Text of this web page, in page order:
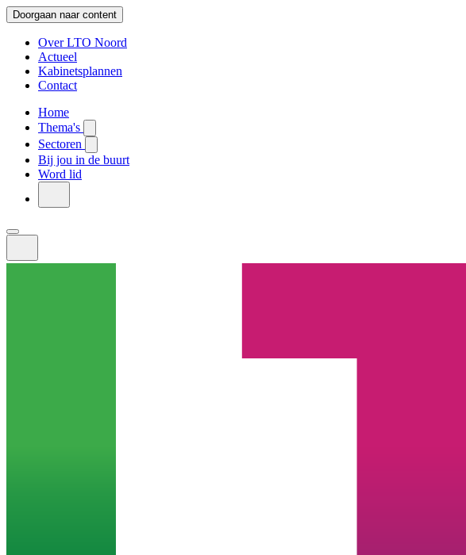
Doorgaan naar content
Over LTO Noord
Actueel
Kabinetsplannen
Contact
Home
Thema's
Sectoren
Bij jou in de buurt
Word lid